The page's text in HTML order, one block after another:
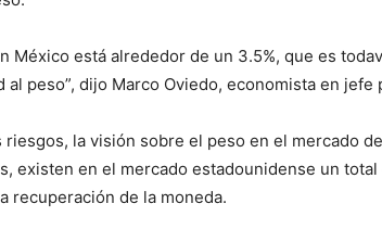
México está alrededor de un 3.5%, que es
al peso”, dijo Marco Oviedo, economista en jefe
riesgos, la visión sobre el peso en el mercado
existen en el mercado estadounidense un total
recuperación de la moneda.